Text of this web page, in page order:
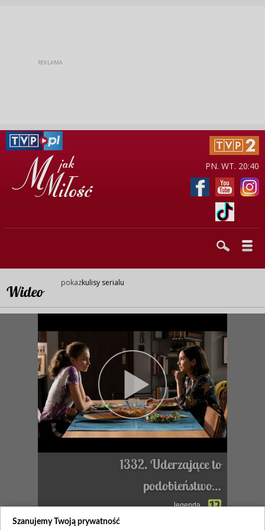
PN. WT. 20:40
Wideo
pokazkulisy serialu
1332. Uderzające to
podobieństwo…
legenda
Szanujemy Twoją prywatność